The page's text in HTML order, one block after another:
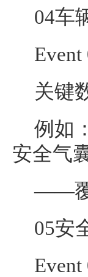
04车
Event
关键
例如
安全气
——覆
05安
Event